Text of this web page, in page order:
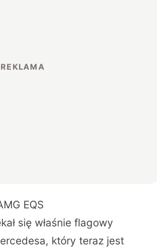
EQS
się właśnie flagowy
który teraz jest